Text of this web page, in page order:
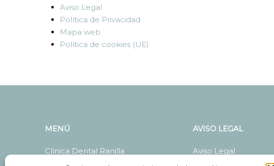
Aviso Legal
Política de Privacidad
Mapa web
Política de cookies (UE)
MENÚ
Clínica Dental Ranilla
AVISO LEGAL
Aviso Legal